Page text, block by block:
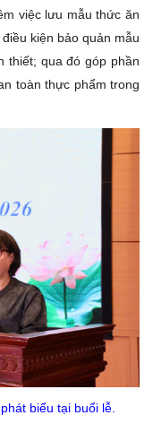
việc lưu mẫu thức ăn
kiện bảo quản mẫu
thiết; qua đó góp phần
toàn thực phẩm trong
biểu tại buổi lễ.